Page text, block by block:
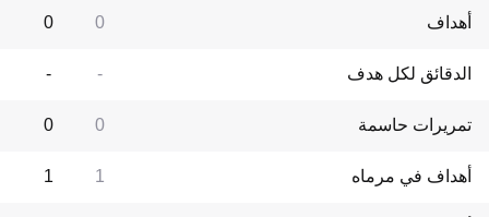
أهداف 0
0
الدقائق لكل هدف -
-
تمريرات حاسمة 0
0
أهداف في مرماه 1
1